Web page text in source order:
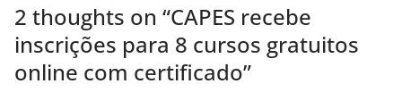
2 thoughts on “CAPES recebe
inscrições para 8 cursos gratuitos
online com certificado”